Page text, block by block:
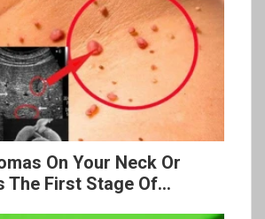
On Your Neck Or
The First Stage Of...